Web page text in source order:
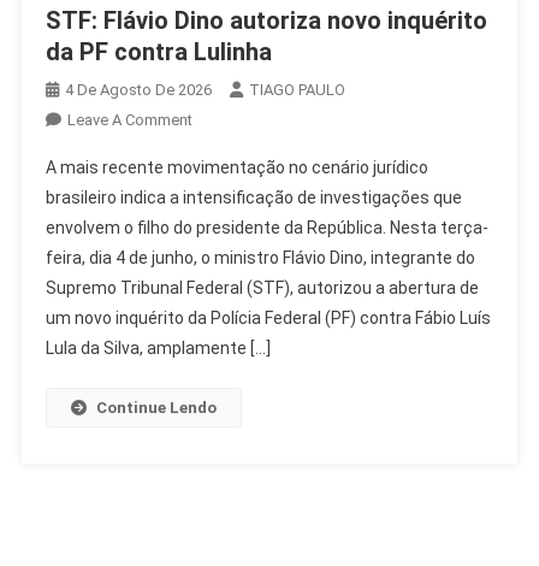
STF: Flávio Dino autoriza novo inquérito
da PF contra Lulinha
4 De Agosto De 2026
TIAGO PAULO
Leave A CommentOn
Flávio
Dino
Autoriza
Novo
Inquérito
Da
A mais recente movimentação no cenário jurídico
brasileiro indica a intensificação de investigações que
envolvem o filho do presidente da República. Nesta terça-
feira, dia 4 de junho, o ministro Flávio Dino, integrante do
Supremo Tribunal Federal (STF), autorizou a abertura de
um novo inquérito da Polícia Federal (PF) contra Fábio Luís
Lula da Silva, amplamente […]
Continue Lendo